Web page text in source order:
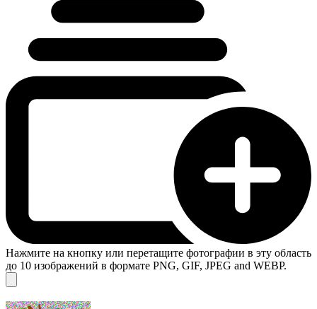
Нажмите на кнопку или перетащите фотографии в эту область
до 10 изображений в формате PNG, GIF, JPEG and WEBP.